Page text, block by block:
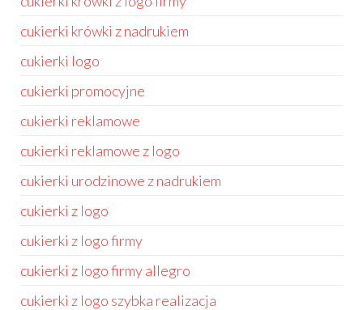
cukierki krówki z nadrukiem
cukierki logo
cukierki promocyjne
cukierki reklamowe
cukierki reklamowe z logo
cukierki urodzinowe z nadrukiem
cukierki z logo
cukierki z logo firmy
cukierki z logo firmy allegro
cukierki z logo szybka realizacja